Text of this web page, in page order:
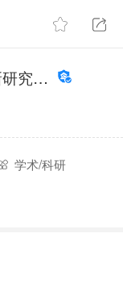
中电（海南）联合创新研究院有限公司
学术/科研